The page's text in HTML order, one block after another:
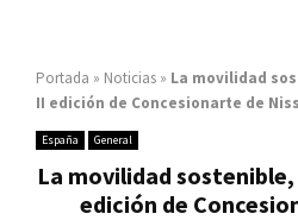
Portada » Noticias » La movilidad
II edición de Concesionarte de
España General
La movilidad
edición de